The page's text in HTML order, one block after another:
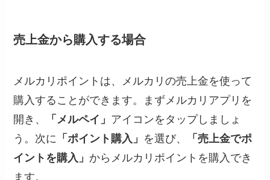
売上金から購入する場合
メルカリポイントは、メルカリの売上金を使って
購入することができます。まずメルカリアプリを
開き、
「メルペイ」 アイコンをタップしましょ
う。次に 「ポイント購入」 を選び、
「売上金でポ
イントを購入」 からメルカリポイントを購入でき
ます。